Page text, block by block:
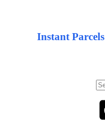
Instant Parcels